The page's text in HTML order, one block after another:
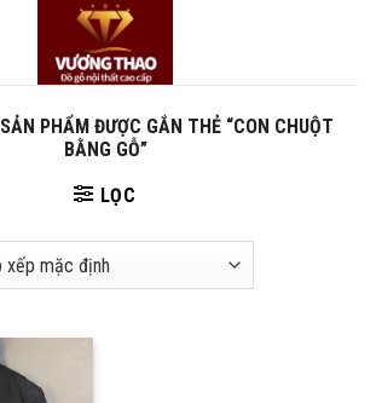
SẢN PHẨM ĐƯỢC GẮN THẺ “CON CHUỘT
BẰNG GỖ”
LỌC